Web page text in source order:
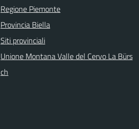
Regione Piemonte
Provincia Biella
Siti provinciali
Unione Montana Valle del Cervo La Bürs
ch